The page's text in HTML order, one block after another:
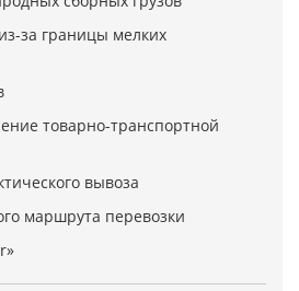
за границы мелких
товарно-транспортной
вывоза
маршрута перевозки